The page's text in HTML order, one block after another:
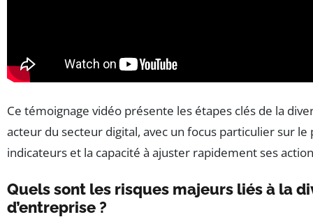
Ce témoignage vidéo présente les étapes clés de la
acteur du secteur digital, avec un focus particulier sur le
indicateurs et la capacité à ajuster rapidement ses
Quels sont les risques majeurs liés à la
d’entreprise ?